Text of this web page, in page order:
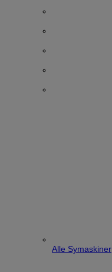
Alle Symaskiner